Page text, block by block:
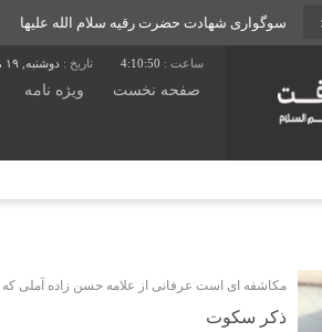
سوگواری شهادت حضرت رقیه سلام الله علیها
4:10:51 تاریخ : دوشنبه, ۱۹ مرداد , ۱۴۰۵
صفحه نخست ویژه نامه
مکاشفه ای است عرفانی از علامه حسن زاده آملی
ذکر سکوت